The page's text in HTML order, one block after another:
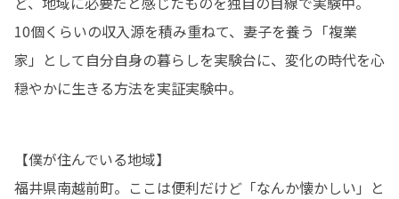
10個くらいの収入源を積み重ねて、妻子を養う「複業
家」として自分自身の暮らしを実験台に、変化の時代を心
穏やかに生きる方法を実証実験中。
【僕が住んでいる地域】
福井県南越前町。ここは便利だけど「なんか懐かしい」と